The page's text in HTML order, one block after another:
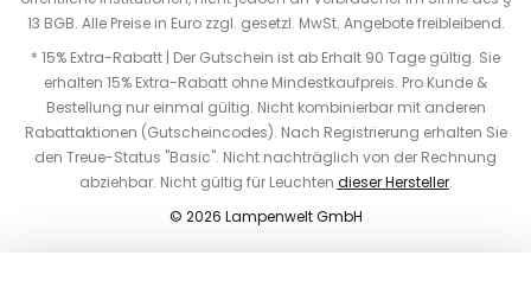
13 BGB. Alle Preise in Euro zzgl. gesetzl. MwSt. Angebote freibleibend.
* 15% Extra-Rabatt | Der Gutschein ist ab Erhalt 90 Tage gültig. Sie
erhalten 15% Extra-Rabatt ohne Mindestkaufpreis. Pro Kunde &
Bestellung nur einmal gültig. Nicht kombinierbar mit anderen
Rabattaktionen (Gutscheincodes). Nach Registrierung erhalten Sie
den Treue-Status "Basic". Nicht nachträglich von der Rechnung
abziehbar. Nicht gültig für Leuchten dieser Hersteller.
© 2026 Lampenwelt GmbH